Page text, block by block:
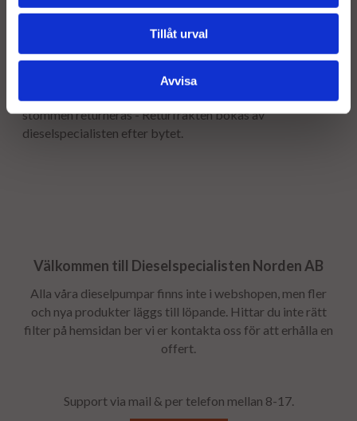
Tillåt urval
Avvisa
12 månaders garanti.
Stomavgift
Som en säkerhet för att få tillbaka er gamla stomme tar vi
stommen returneras - Returfrakten bokas av
dieselspecialisten efter bytet.
Välkommen till Dieselspecialisten Norden AB
Alla våra dieselpumpar finns inte i webshopen, men fler
och nya produkter läggs till löpande. Hittar du inte rätt
filter på hemsidan ber vi er kontakta oss för att erhålla en
offert.
Support via mail & per telefon mellan 8-17.